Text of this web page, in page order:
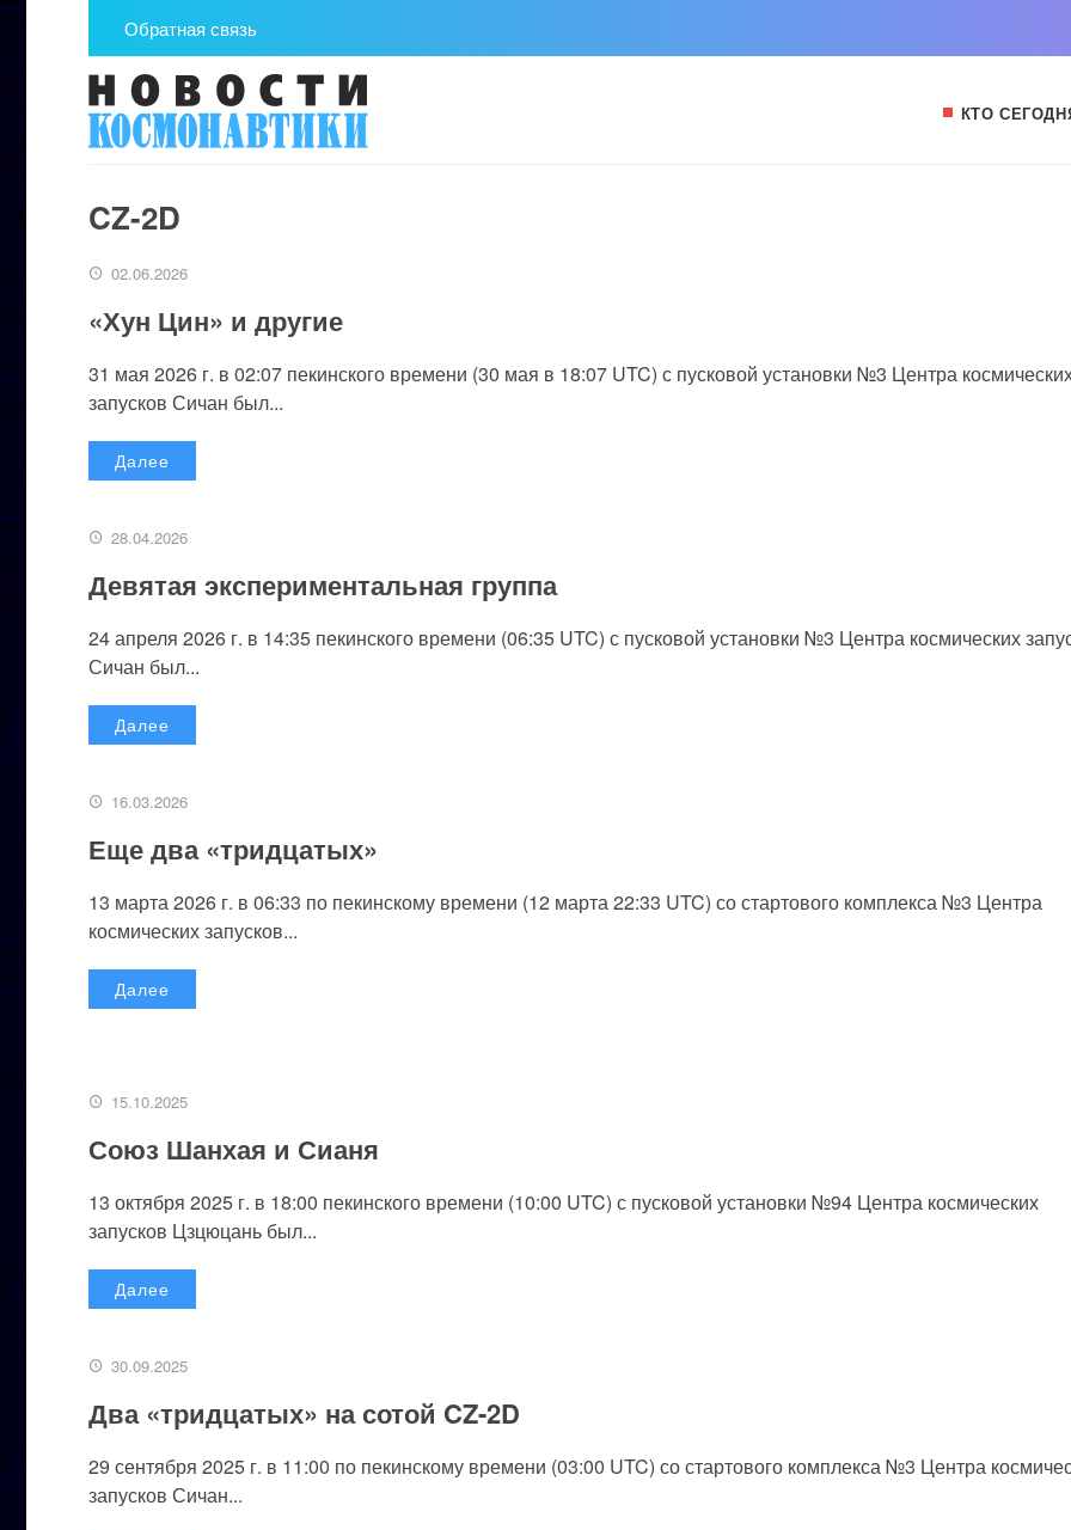
Обратная связь
КТО
CZ-2D
02.06.2026
«Хун Цин» и другие
31 мая 2026 г. в 02:07 пекинского времени (30 мая в 18:07 UTC) с пусковой установки №3 Центра
запусков Сичан был...
Далее
28.04.2026
Девятая экспериментальная группа
24 апреля 2026 г. в 14:35 пекинского времени (06:35 UTC) с пусковой установки №3 Центра космических
Сичан был...
Далее
16.03.2026
Еще два «тридцатых»
13 марта 2026 г. в 06:33 по пекинскому времени (12 марта 22:33 UTC) со стартового комплекса №3 Центра
космических запусков...
Далее
15.10.2025
Союз Шанхая и Сианя
13 октября 2025 г. в 18:00 пекинского времени (10:00 UTC) с пусковой установки №94 Центра космических
запусков Цзцюцань был...
Далее
30.09.2025
Два «тридцатых» на сотой CZ-2D
29 сентября 2025 г. в 11:00 по пекинскому времени (03:00 UTC) со стартового комплекса №3 Центра
запусков Сичан...